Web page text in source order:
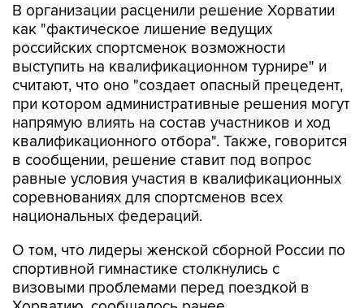
В организации расценили решение Хорватии
как "фактическое лишение ведущих
российских спортсменок возможности
выступить на квалификационном турнире" и
считают, что оно "создает опасный прецедент,
при котором административные решения могут
напрямую влиять на состав участников и ход
квалификационного отбора". Также, говорится
в сообщении, решение ставит под вопрос
равные условия участия в квалификационных
соревнованиях для спортсменов всех
национальных федераций.
О том, что лидеры женской сборной России по
спортивной гимнастике столкнулись с
визовыми проблемами перед поездкой в